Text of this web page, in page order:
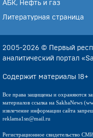
АБК, Нефть и газ
Литературная страница
2005-2026 © Первый
аналитический портал
Содержит материалы 18+
Все права защищены и охраняются
материалов ссылка на SakhaNews
извлечение информации сайта
reklama1sn@mail.ru
Регистрационное свидетельство